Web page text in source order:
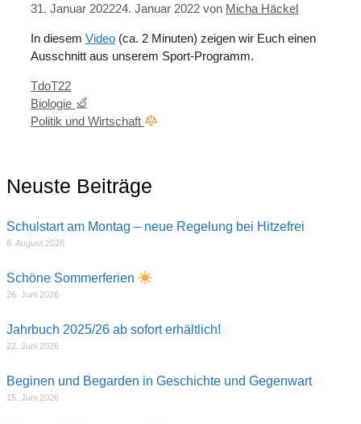
31. Januar 202224. Januar 2022 von Micha Häckel
In diesem Video (ca. 2 Minuten) zeigen wir Euch einen
Ausschnitt aus unserem Sport-Programm.
Kategorien
TdoT22
Biologie
Politik und Wirtschaft
Neuste Beiträge
Schulstart am Montag – neue Regelung bei Hitzefrei
6. August 2026
Schöne Sommerferien
26. Juni 2026
Jahrbuch 2025/26 ab sofort erhältlich!
22. Juni 2026
Beginen und Begarden in Geschichte und Gegenwart
15. Juni 2026